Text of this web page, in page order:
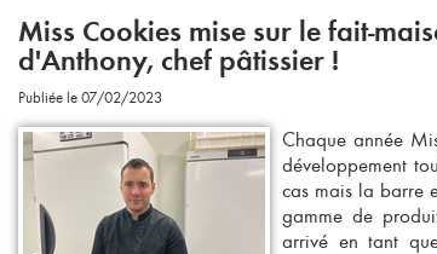
Miss Cookies mise sur le fait-
d'Anthony, chef pâtissier !
Publiée le 07/02/2023
Chaque année
développement
cas mais la barre
gamme de
arrivé en tant